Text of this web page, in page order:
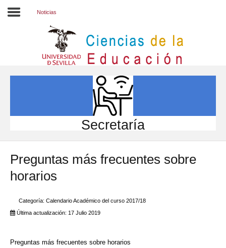
INVESTIGACIÓN
INTERNACIONAL
Directorio FCCE
Noticias
Secretaría
Preguntas más frecuentes sobre
horarios
Categoría: Calendario Académico del curso 2017/18
Última actualización: 17 Julio 2019
Preguntas más frecuentes sobre horarios